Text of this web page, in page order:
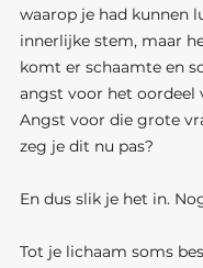
waarop je had kunnen
innerlijke stem, maar
komt er schaamte en
angst voor het oordeel
Angst voor die grote
zeg je dit nu pas?
En dus slik je het in.
Tot je lichaam soms